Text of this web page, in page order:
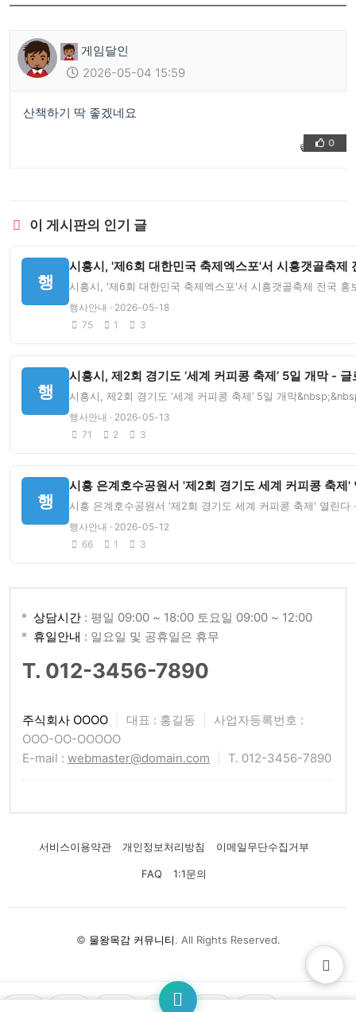
게임달인
2026-05-04 15:59
산책하기 딱 좋겠네요
👍 ❤️
0
이 게시판의 인기 글
행
시흥시, '제6회 대한민국 축제엑스포'서 시흥갯골축제
시흥시, '제6회 대한민국 축제엑스포'서 시흥갯골축제 전국
행사안내 · 2026-05-18
75
1 3
행
시흥시, 제2회 경기도 ‘세계 커피콩 축제’ 5일 개막 -
시흥시, 제2회 경기도 ‘세계 커피콩 축제’ 5일 개막
행사안내 · 2026-05-13
71
2 3
행
시흥 은계호수공원서 '제2회 경기도 세계 커피콩 축제
시흥 은계호수공원서 '제2회 경기도 세계 커피콩 축제' 열린
행사안내 · 2026-05-12
66
1 3
상담시간 : 평일 09:00 ~ 18:00 토요일 09:00 ~ 12:00
휴일안내 : 일요일 및 공휴일은 휴무
T. 012-3456-7890
주식회사 OOOO 대표 : 홍길동
사업자등록번호 :
OOO-OO-OOOOO
E-mail : webmaster@domain.com T. 012-3456-7890
서비스이용약관 개인정보처리방침 이메일무단수집거부
FAQ 1:1문의
© 물왕목감 커뮤니티. All Rights Reserved.